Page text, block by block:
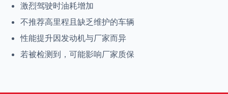
激烈驾驶时油耗增加
不推荐高里程且缺乏维护的车辆
性能提升因发动机与厂家而异
若被检测到，可能影响厂家质保